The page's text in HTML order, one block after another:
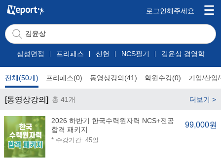
로그인해주세요
삼성면접 프리패스 신헌 NCS필기 김윤상 경영학
전체(50개) 프리패스(0) 동영상강의(41) 학원수강(0) 기업/산업
[동영상강의] 총 41개 더보기 >
2026 하반기 한국수력원자력 NCS+전공
합격 패키지
* 수강기간: 45일
99,000원